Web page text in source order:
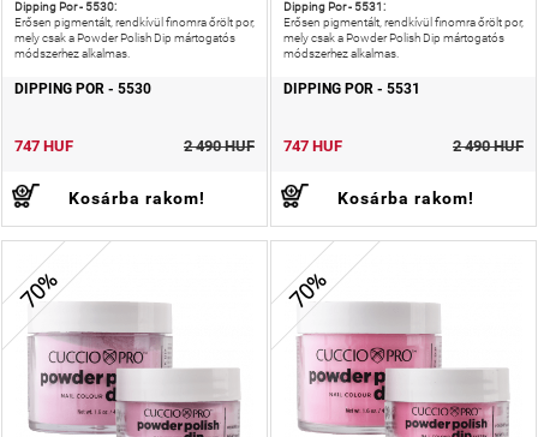
Dipping Por - 5530:
Erősen pigmentált, rendkívül finomra őrölt por,
mely csak a Powder Polish Dip mártogatós
módszerhez alkalmas.
DIPPING POR - 5530
747 HUF 2 490 HUF
Kosárba rakom!
Dipping Por - 5531:
Erősen pigmentált, rendkívül finomra őrölt por,
mely csak a Powder Polish Dip mártogatós
módszerhez alkalmas.
DIPPING POR - 5531
747 HUF 2 490 HUF
Kosárba rakom!
70% 70%